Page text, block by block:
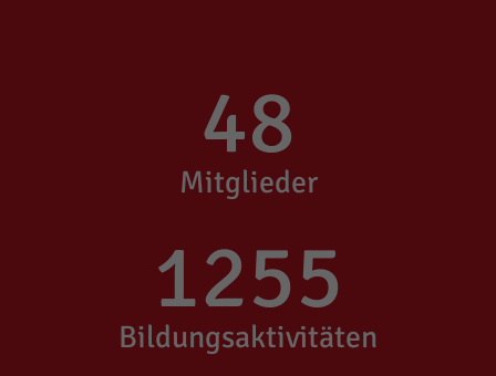
48
Mitglieder
1255
Bildungsaktivitäten